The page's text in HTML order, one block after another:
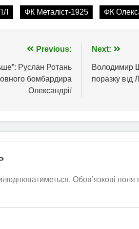
ФК Металіст-1925 ФК
Previous:
Руслан Ротань
бомбардира
Олександрії
Next:
Володимир
поразку від
Обов’язкові поля